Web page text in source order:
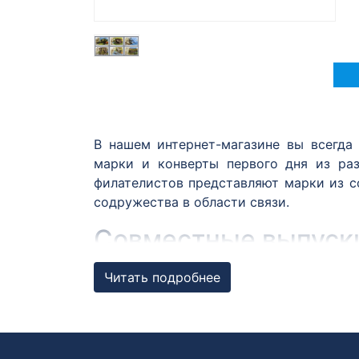
В нашем интернет-магазине вы
марки и конверты первого дня из
филателистов представляют марки из
содружества в области связи.
Совместные
Совместный выпуск почтовых марок
выпуске обязательно связаны одной
Читать подробнее